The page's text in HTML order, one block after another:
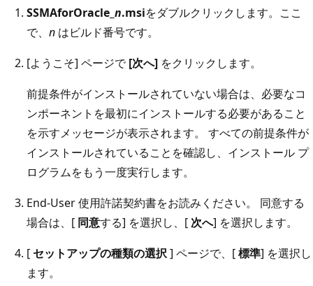
SSMAforOracle_ n.msiをダブルクリックします。ここ
で、 n はビルド番号です。
[ようこそ] ページで[次へ] をクリックします。
前提条件がインストールされていない場合は、必要なコ
ンポーネントを最初にインストールする必要があること
を示すメッセージが表示されます。 すべての前提条件が
インストールされていることを確認し、インストール プ
ログラムをもう一度実行します。
End-User 使用許諾契約書をお読みください。 同意する
場合は、[ 同意する] を選択し、[ 次へ] を選択します。
[ セットアップの種類の選択] ページで、[標準] を選択し
ます。